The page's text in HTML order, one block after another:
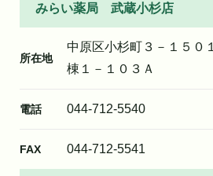
みらい薬局 武蔵小杉店
所在地
中原区小杉町３－１５０
棟１－１０３Ａ
電話 044-712-5540
FAX 044-712-5541